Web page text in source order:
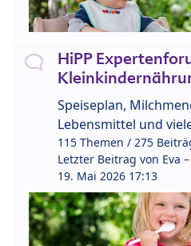
HiPP
Speiseplan,
Lebensmittel und
115 Themen / 275
Letzter Beitrag von Eva
19. Mai 2026 17:13